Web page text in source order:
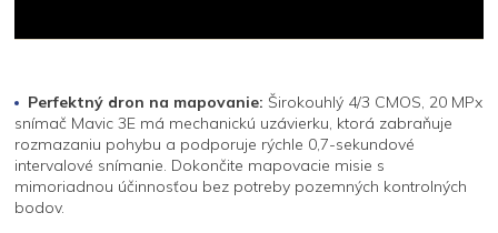
Perfektný dron na mapovanie: Širokouhlý 4/3 CMOS, 20 MPx
snímač Mavic 3E má mechanickú uzávierku, ktorá zabraňuje
rozmazaniu pohybu a podporuje rýchle 0,7-sekundové
intervalové snímanie. Dokončite mapovacie misie s
mimoriadnou účinnosťou bez potreby pozemných kontrolných
bodov.